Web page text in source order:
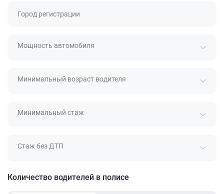
Город регистрации
Мощность автомобиля
Минимальный возраст водителя
Минимальный стаж
Стаж без ДТП
Количество водителей в полисе